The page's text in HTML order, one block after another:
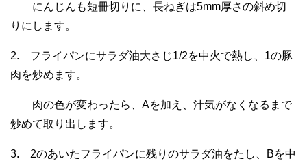
にんじんも短冊切りに、長ねぎは5mm厚さの斜め切
りにします。
2. フライパンにサラダ油大さじ1/2を中火で熱し、1の豚
肉を炒めます。
肉の色が変わったら、Aを加え、汁気がなくなるまで
炒めて取り出します。
3. 2のあいたフライパンに残りのサラダ油をたし、Bを中